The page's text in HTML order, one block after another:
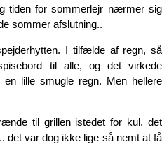
tiden for sommerlejr nærmer sig
sommer afslutning..
I tilfælde af regn, så
til alle, og det virkede
lille smugle regn. Men hellere
til grillen istedet for kul. det
det var dog ikke lige så nemt at få